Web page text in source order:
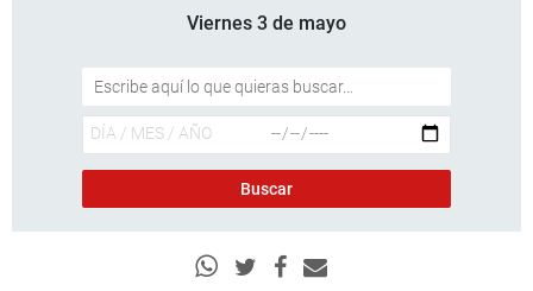
Viernes 3 de mayo